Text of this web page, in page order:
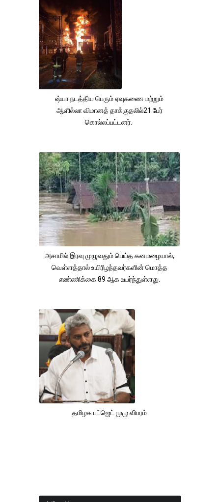
ஷ்யா நடத்திய பெரும் ஏவுகணை மற்றும்
ஆளில்லா விமானத் தாக்குதலில்21 பேர்
கொல்லப்பட்டனர்.
அசாமில் இரவு முழுவதும் பெய்த கனமழையால்,
வெள்ளத்தால் உயிரிழந்தவர்களின் மொத்த
எண்ணிக்கை 89 ஆக உயர்ந்துள்ளது.
தமிழக பட்ஜெட் முழு விபரம்